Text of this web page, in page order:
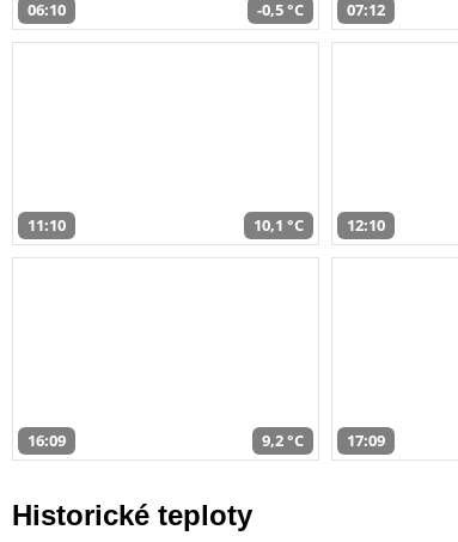
06:10 -0,5 °C 07:12
11:10 10,1 °C 12:10
16:09 9,2 °C 17:09
Historické teploty